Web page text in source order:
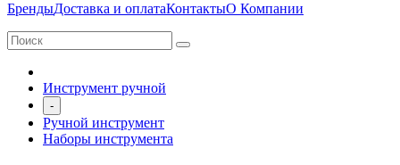
БрендыДоставка и оплатаКонтактыО Компании
Инструмент ручной
-
Ручной инструмент
Наборы инструмента